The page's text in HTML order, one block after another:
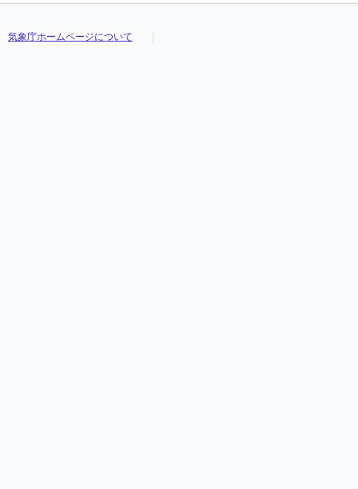
気象庁ホームページについて